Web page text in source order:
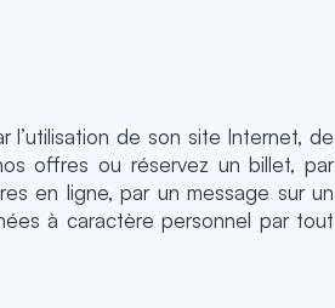
de son site Internet, de
offres ou réservez un billet, par
en ligne, par un message sur un
à caractère personnel par tout